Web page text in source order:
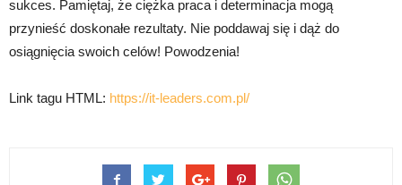
sukces. Pamiętaj, że ciężka praca i determinacja mogą
przynieść doskonałe rezultaty. Nie poddawaj się i dąż do
osiągnięcia swoich celów! Powodzenia!
Link tagu HTML: https://it-leaders.com.pl/